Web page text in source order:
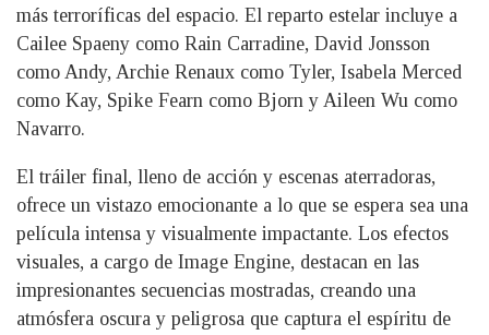
más terroríficas del espacio. El reparto estelar incluye a
Cailee Spaeny como Rain Carradine, David Jonsson
como Andy, Archie Renaux como Tyler, Isabela Merced
como Kay, Spike Fearn como Bjorn y Aileen Wu como
Navarro.
El tráiler final, lleno de acción y escenas aterradoras,
ofrece un vistazo emocionante a lo que se espera sea una
película intensa y visualmente impactante. Los efectos
visuales, a cargo de Image Engine, destacan en las
impresionantes secuencias mostradas, creando una
atmósfera oscura y peligrosa que captura el espíritu de